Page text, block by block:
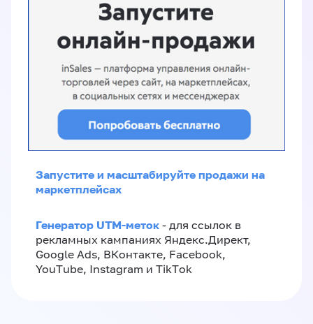
Запустите и масштабируйте продажи на
маркетплейсах
Генератор UTM-меток - для ссылок в
рекламных кампаниях Яндекс.Директ,
Google Ads, ВКонтакте, Facebook,
YouTube, Instagram и TikTok